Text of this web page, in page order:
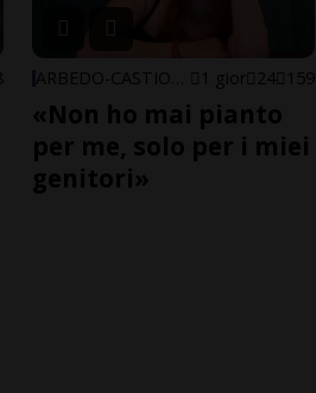
1 gior 24 159
«Non ho mai pianto
per me, solo per i miei
genitori»